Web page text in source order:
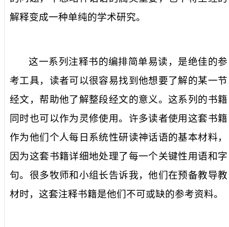
解释变成一种单纯的学术研究。
这一系列注释书的编排简单易读，是绝佳的参
考工具，读者可以很容易找到他想要了解的某一节
经文，帮助他了解整段经文的意义。这系列的书籍
同时也可以作为灵修使用。许多读者使用这套书籍
作为他们个人每日系统性研读神话语的基本材料，
因为这套书籍详细地处理了每一个关键性用语和字
句。很多牧师和小组长告诉我，他们在预备教导教
材时，这套注释书籍是他们不可或缺的参考资料。